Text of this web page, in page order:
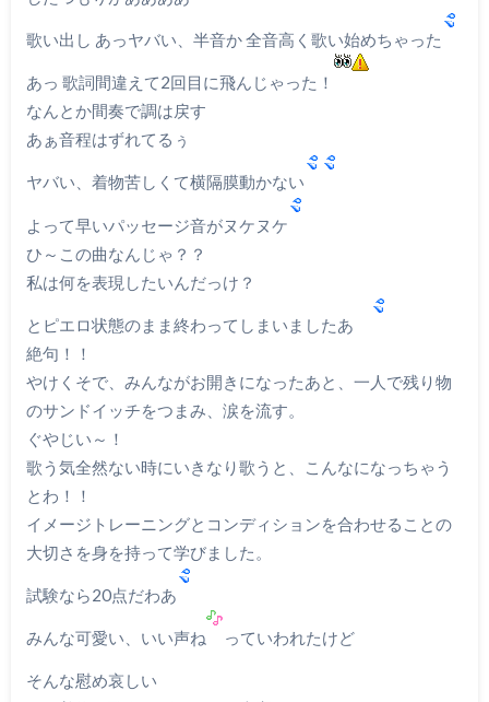
歌い出し あっヤバい、半音か 全音高く歌い始めちゃった
あっ 歌詞間違えて2回目に飛んじゃった！
なんとか間奏で調は戻す
あぁ音程はずれてるぅ
ヤバい、着物苦しくて横隔膜動かない
よって早いパッセージ音がヌケヌケ
ひ～この曲なんじゃ？？
私は何を表現したいんだっけ？
とピエロ状態のまま終わってしまいましたあ
絶句！！
やけくそで、みんながお開きになったあと、一人で残り物
のサンドイッチをつまみ、涙を流す。
ぐやじい～！
歌う気全然ない時にいきなり歌うと、こんなになっちゃう
とわ！！
イメージトレーニングとコンディションを合わせることの
大切さを身を持って学びました。
試験なら20点だわあ
みんな可愛い、いい声ね っていわれたけど
そんな慰め哀しい